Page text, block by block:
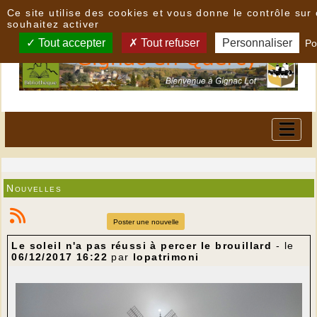
Nouvelles
Poster une nouvelle
Le soleil n'a pas réussi à percer le brouillard - le
06/12/2017 16:22 par lopatrimoni
Ce site utilise des cookies et vous donne le contrôle sur
souhaitez activer
Tout accepter Tout refuser Personnaliser